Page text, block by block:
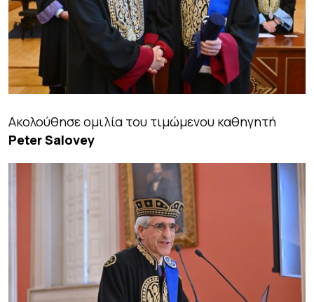
Ακολούθησε ομιλία του τιμώμενου καθηγητή
Peter Salovey